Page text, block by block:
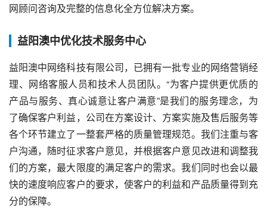
网顾问咨询及完整的信息化全方位解决方案。
益阳澳中优化技术服务中心
益阳澳中网络科技有限公司，已拥有一批专业的网络营销经
理、网络客服人员和技术人员团队。“为客户提供更优质的
产品与服务、真心诚意让客户满意”是我们的服务理念，为
了确保客户利益，公司在方案设计、方案实施及售后服务等
各个环节建立了一整套严格的质量管理规范。我们注重与客
户沟通，随时征求客户意见，并根据客户意见改进和调整我
们的方案，最大限度的满足客户的需求。我们同时也会以最
快的速度响应客户的要求，使客户的利益和产品质量得到充
分的保障。